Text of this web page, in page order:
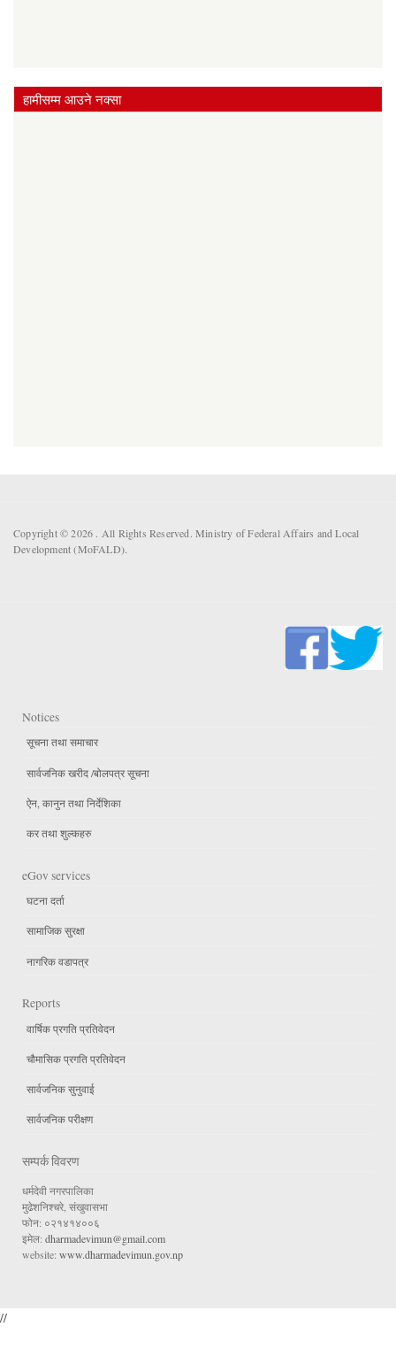
हामीसम्म आउने नक्सा
Copyright © 2026 . All Rights Reserved. Ministry of Federal Affairs and Local
Development (MoFALD).
Notices
सूचना तथा समाचार
सार्वजनिक खरीद /बोलपत्र सूचना
ऐन, कानुन तथा निर्देशिका
कर तथा शुल्कहरु
eGov services
घटना दर्ता
सामाजिक सुरक्षा
नागरिक वडापत्र
Reports
वार्षिक प्रगति प्रतिवेदन
चौमासिक प्रगति प्रतिवेदन
सार्वजनिक सुनुवाई
सार्वजनिक परीक्षण
सम्पर्क विवरण
धर्मदेवी नगरपालिका
मुढेशनिश्चरे, संखुवासभा
फोन: ०२१४१४००६
इमेल: dharmadevimun@gmail.com
website: www.dharmadevimun.gov.np
//